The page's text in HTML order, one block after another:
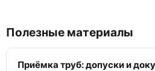
Полезные материалы
Приёмка труб: допуски и